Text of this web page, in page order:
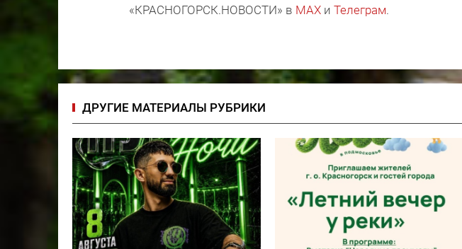
«КРАСНОГОРСК.НОВОСТИ» в MAX и Телеграм.
ДРУГИЕ МАТЕРИАЛЫ РУБРИКИ